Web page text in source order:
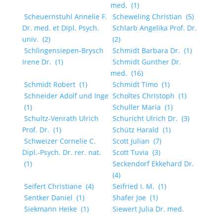
med. (1)
Scheuernstuhl Annelie F.
Dr. med. et Dipl. Psych.
univ. (2)
Scheweling Christian (5)
Schlarb Angelika Prof. Dr.
(2)
Schlingensiepen-Brysch
Irene Dr. (1)
Schmidt Barbara Dr. (1)
Schmidt Gunther Dr.
med. (16)
Schmidt Robert (1) Schmidt Timo (1)
Schneider Adolf und Inge
(1)
Scholtes Christoph (1)
Schuller Maria (1)
Schultz-Venrath Ulrich
Prof. Dr. (1)
Schuricht Ulrich Dr. (3)
Schütz Harald (1)
Schweizer Cornelie C.
Dipl.-Psych. Dr. rer. nat.
(1)
Scott Julian (7)
Scott Tuvia (3)
Seckendorf Ekkehard Dr.
(4)
Seifert Christiane (4) Seifried I. M. (1)
Sentker Daniel (1) Shafer Joe (1)
Siekmann Heike (1)
Siewert Julia Dr. med.